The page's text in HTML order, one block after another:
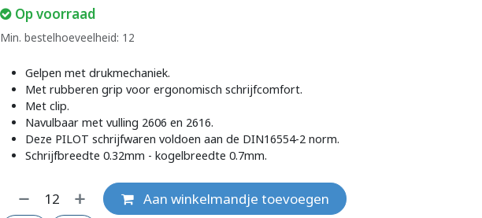
Op voorraad
Min. bestelhoeveelheid: 12
Gelpen met drukmechaniek.
Met rubberen grip voor ergonomisch schrijfcomfort.
Met clip.
Navulbaar met vulling 2606 en 2616.
Deze PILOT schrijfwaren voldoen aan de DIN16554-2 norm.
Schrijfbreedte 0.32mm - kogelbreedte 0.7mm.
Aan winkelmandje toevoegen